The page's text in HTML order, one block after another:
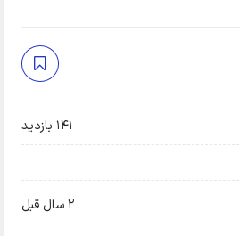
141 بازدید
2 سال قبل